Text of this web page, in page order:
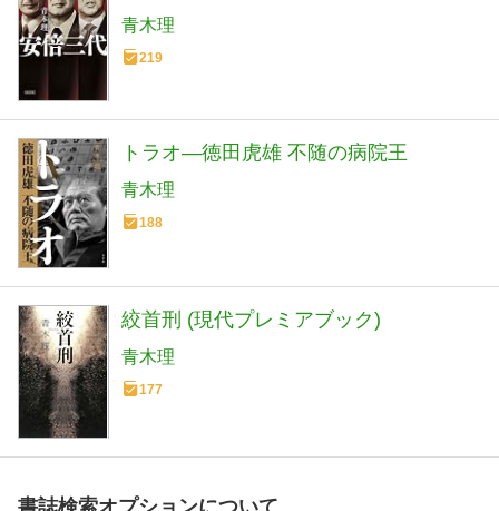
青木理
219
トラオ―徳田虎雄 不随の病院王
青木理
188
絞首刑 (現代プレミアブック)
青木理
177
書誌検索オプションについて